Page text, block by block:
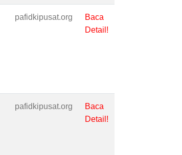
pafidkipusat.org
Baca
Detail!
pafidkipusat.org
Baca
Detail!